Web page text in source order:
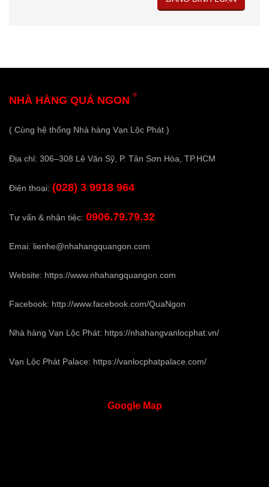
NHÀ HÀNG QUÁ NGON ®
( Cùng hệ thống Nhà hàng Vạn Lộc Phát )
Địa chỉ: 306–308 Lê Văn Sỹ, P. Tân Sơn Hòa, TP.HCM
Điện thoại: (028) 3 9918 964
Tư vấn & nhận tiệc: 0906.79.79.32
Emai: lienhe@nhahangquangon.com
Website: https://www.nhahangquangon.com
Facebook: http://www.facebook.com/QuaNgon
Nhà hàng Vạn Lộc Phát: https://nhahangvanlocphat.vn/
Vạn Lộc Phát Palace: https://vanlocphatpalace.com/
GoogleMap